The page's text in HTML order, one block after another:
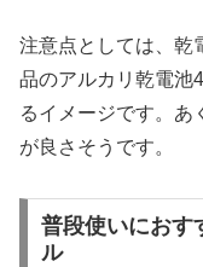
注意点としては、乾
品のアルカリ乾電池
るイメージです。あ
が良さそうです。
普段使いにおす
ル